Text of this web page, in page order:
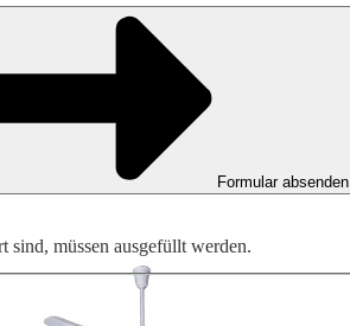
Formular absenden
sind, müssen ausgefüllt werden.